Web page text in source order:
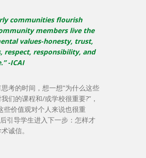
communities flourish
members live the
values-honesty, trust,
respect, responsibility, and
-ICAI
考的时间，想一想“为什么这些
们的课程和/或学校很重要?”，
些价值观对个人来说也很重
引导学生进入下一步：怎样才
诚信。